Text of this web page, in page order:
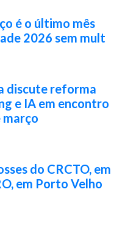
é o último mês
2026 sem mult
discute reforma
e IA em encontro
março
do CRCTO, em
em Porto Velho